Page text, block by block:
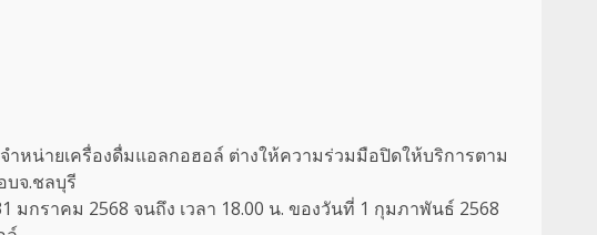
ำหน่ายเครื่องดื่มแอลกอฮอล์ ต่างให้ความร่วมมือปิดให้บริการตาม
บจ.ชลบุรี
กราคม 2568 จนถึง เวลา 18.00 น. ของวันที่ 1 กุมภาพันธ์ 2568